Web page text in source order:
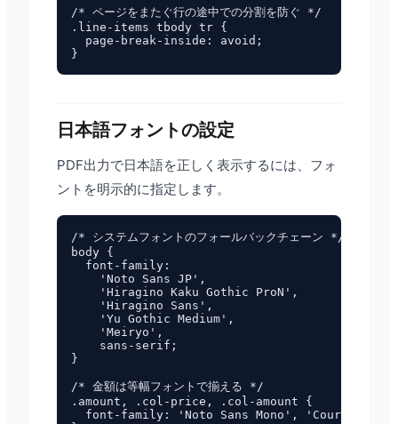
/* ページをまたぐ行の途中での分割を防ぐ */
.line-items tbody tr {
  page-break-inside: avoid;
日本語フォントの設定
PDF出力で日本語を正しく表示するには、フォ
ントを明示的に指定します。
/* システムフォントのフォールバックチェーン */
body {
  font-family:
    'Noto Sans JP',
    'Hiragino Kaku Gothic ProN',
    'Hiragino Sans',
    'Yu Gothic Medium',
    'Meiryo',
    sans-serif;
}
/* 金額は等幅フォントで揃える */
.amount, .col-price, .col-amount {
font-family: 'Noto Sans Mono', 'Courier